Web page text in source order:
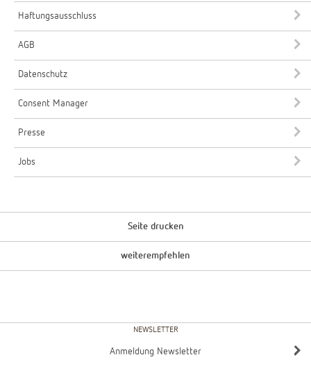
Haftungsausschluss
AGB
Datenschutz
Consent Manager
Presse
Jobs
Seite drucken
weiterempfehlen
NEWSLETTER
Anmeldung Newsletter